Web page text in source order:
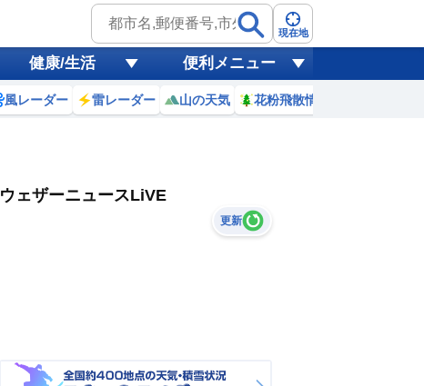
現在地
健康/生活 便利メニュー
風レーダー 雷レーダー 山の天気 花粉飛散情報
ウェザーニュースLiVE
更新